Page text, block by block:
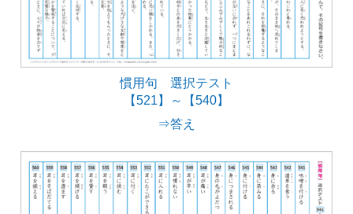
慣用句 選択テスト
【521】～【540】
⇒答え